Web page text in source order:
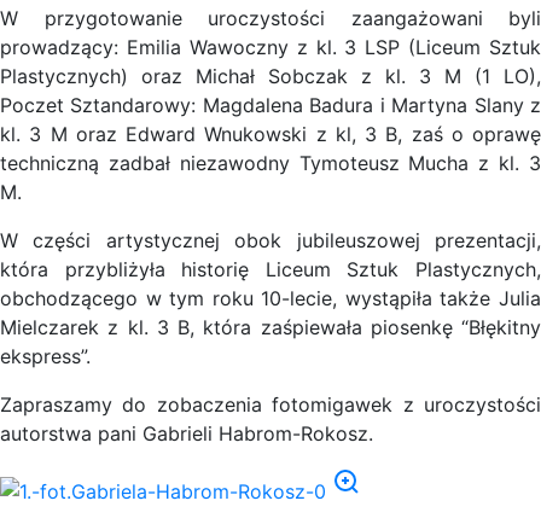
W przygotowanie uroczystości zaangażowani byli
prowadzący: Emilia Wawoczny z kl. 3 LSP (Liceum Sztuk
Plastycznych) oraz Michał Sobczak z kl. 3 M (1 LO),
Poczet Sztandarowy: Magdalena Badura i Martyna Slany z
kl. 3 M oraz Edward Wnukowski z kl, 3 B, zaś o oprawę
techniczną zadbał niezawodny Tymoteusz Mucha z kl. 3
M.
W części artystycznej obok jubileuszowej prezentacji,
która przybliżyła historię Liceum Sztuk Plastycznych,
obchodzącego w tym roku 10-lecie, wystąpiła także Julia
Mielczarek z kl. 3 B, która zaśpiewała piosenkę “Błękitny
ekspress”.
Zapraszamy do zobaczenia fotomigawek z uroczystości
autorstwa pani Gabrieli Habrom-Rokosz.